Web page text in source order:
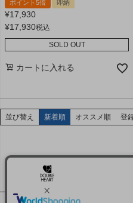
ポイント5倍 即納
¥17,930
¥17,930税込
SOLD OUT
カートに入れる
並び替え 新着順 オススメ順 登
ABOUT US